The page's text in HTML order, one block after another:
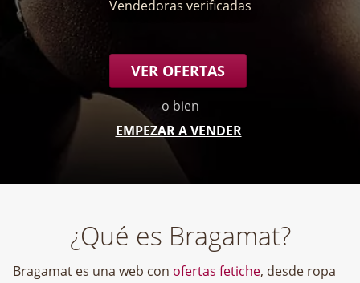
Vendedoras verificadas
VER OFERTAS
o bien
EMPEZAR A VENDER
¿Qué es Bragamat?
Bragamat es una web con ofertas fetiche, desde ropa